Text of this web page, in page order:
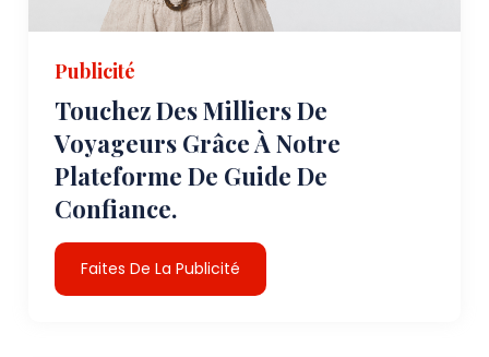
Publicité
Touchez Des Milliers De
Voyageurs Grâce À Notre
Plateforme De Guide De
Confiance.
Faites De La Publicité